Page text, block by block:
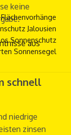
keine
aus
schnell
niedrige
zinsen
Flächenvorhänge
Jalousien
Sonnenschutz
Sonnensegel